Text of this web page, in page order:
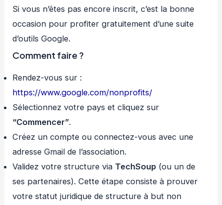
Si vous n’êtes pas encore inscrit, c’est la bonne
occasion pour profiter gratuitement d’une suite
d’outils Google.
Comment faire ?
Rendez-vous sur :
https://www.google.com/nonprofits/
Sélectionnez votre pays et cliquez sur
“Commencer”.
Créez un compte ou connectez-vous avec une
adresse Gmail de l’association.
Validez votre structure via TechSoup (ou un de
ses partenaires). Cette étape consiste à prouver
votre statut juridique de structure à but non